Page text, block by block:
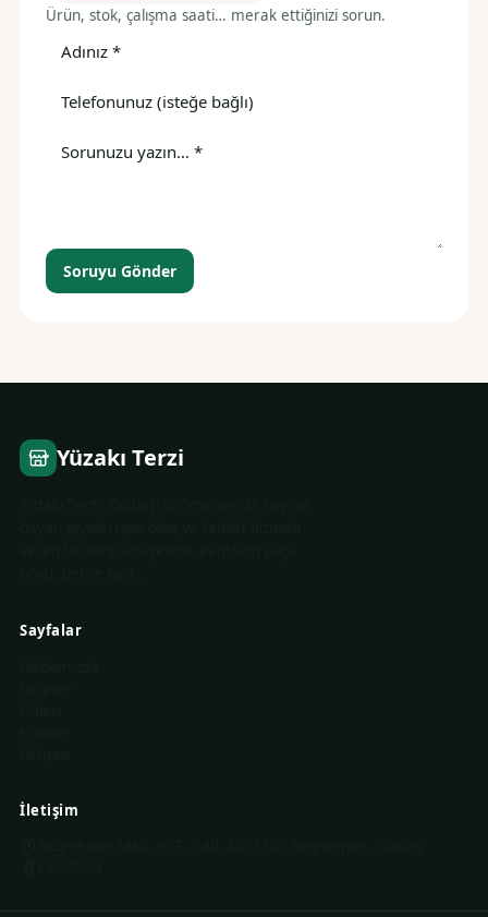
Ürün, stok, çalışma saati… merak ettiğinizi sorun.
Soruyu Gönder
Yüzakı Terzi
Sayfalar
İletişim